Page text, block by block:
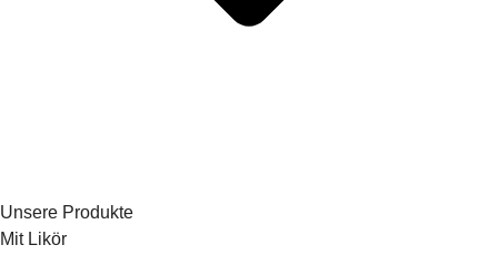
Unsere Produkte
Mit Likör